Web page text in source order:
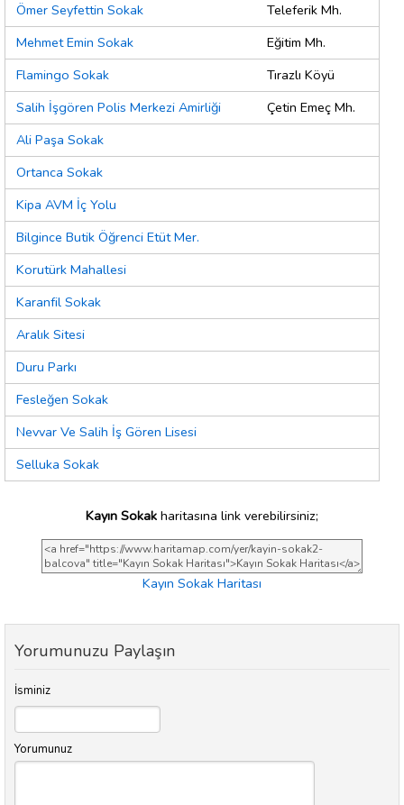
Ömer Seyfettin Sokak
Teleferik Mh.
Mehmet Emin Sokak
Eğitim Mh.
Flamingo Sokak
Tırazlı Köyü
Salih İşgören Polis Merkezi Amirliği
Çetin Emeç Mh.
Ali Paşa Sokak
Ortanca Sokak
Kipa AVM İç Yolu
Bilgince Butik Öğrenci Etüt Mer.
Korutürk Mahallesi
Karanfil Sokak
Aralık Sitesi
Duru Parkı
Fesleğen Sokak
Nevvar Ve Salih İş Gören Lisesi
Selluka Sokak
Kayın Sokak haritasına link verebilirsiniz;
Kayın Sokak Haritası
Yorumunuzu Paylaşın
İsminiz
Yorumunuz